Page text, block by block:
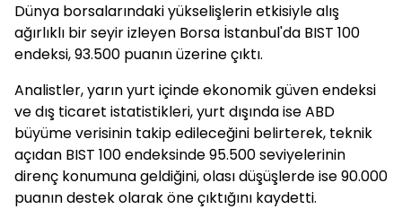
Dünya borsalarındaki yükselişlerin etkisiyle alış
ağırlıklı bir seyir izleyen Borsa İstanbul'da BIST 100
endeksi, 93.500 puanın üzerine çıktı.
Analistler, yarın yurt içinde ekonomik güven endeksi
ve dış ticaret istatistikleri, yurt dışında ise ABD
büyüme verisinin takip edileceğini belirterek, teknik
açıdan BIST 100 endeksinde 95.500 seviyelerinin
direnç konumuna geldiğini, olası düşüşlerde ise 90.000
puanın destek olarak öne çıktığını kaydetti.